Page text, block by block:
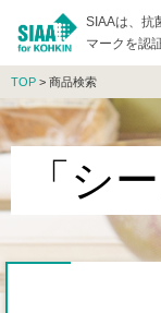
SIAAは、抗
マークを認
TOP > 商品検索
「シ